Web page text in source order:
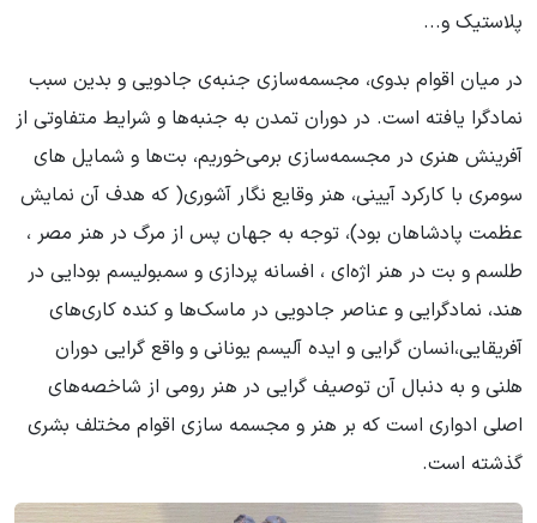
پلاستیک و...
در میان اقوام بدوی، مجسمه‌سازی جنبه‌ی جادویی و بدین سبب
نمادگرا یافته است. در دوران تمدن به جنبه‌ها و شرایط متفاوتی از
آفرینش هنری در مجسمه‌سازی برمی‌خوریم، بت‌ها و شمایل های
سومری با کارکرد آیینی، هنر وقایع نگار آشوری( که هدف آن نمایش
عظمت پادشاهان بود)، توجه به جهان پس از مرگ در هنر مصر ،
طلسم و بت در هنر اژه‌ای ، افسانه پردازی و سمبولیسم بودایی در
هند، نمادگرایی و عناصر جادویی در ماسک‌ها و کنده کاری‌های
آفریقایی،انسان گرایی و ایده آلیسم یونانی و واقع گرایی دوران
هلنی و به دنبال آن توصیف گرایی در هنر رومی از شاخصه‌های
اصلی ادواری است که بر هنر و مجسمه سازی اقوام مختلف بشری
گذشته است.